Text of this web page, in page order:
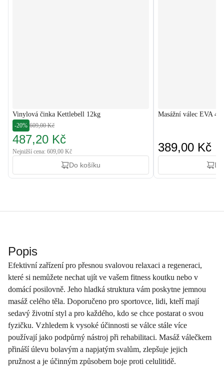
Vinylová činka Kettlebell 12kg
-20% 609,00 Kč
487,20 Kč
Nejnižší cena: 609,00 Kč
Do košíku
Masážní válec EVA
389,00 Kč
Popis
Efektivní zařízení pro přesnou svalovou relaxaci a regeneraci,
které si nemůžete nechat ujít ve vašem fitness koutku nebo v
domácí posilovně. Jeho hladká struktura vám poskytne jemnou
masáž celého těla. Doporučeno pro sportovce, lidi, kteří mají
sedavý životní styl a pro každého, kdo se chce postarat o svou
fyzičku. Vzhledem k vysoké účinnosti se válce stále více
používají jako podpůrný nástroj při rehabilitaci. Masáž válečkem
přináší úlevu bolavým a napjatým svalům, zlepšuje jejich
pružnost a je účinným způsobem boje proti celulitidě.